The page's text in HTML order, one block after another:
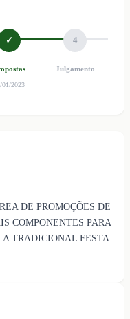
✓
01/2023
4
Julgamento
DE PROMOÇÕES DE
COMPONENTES PARA
A TRADICIONAL FESTA